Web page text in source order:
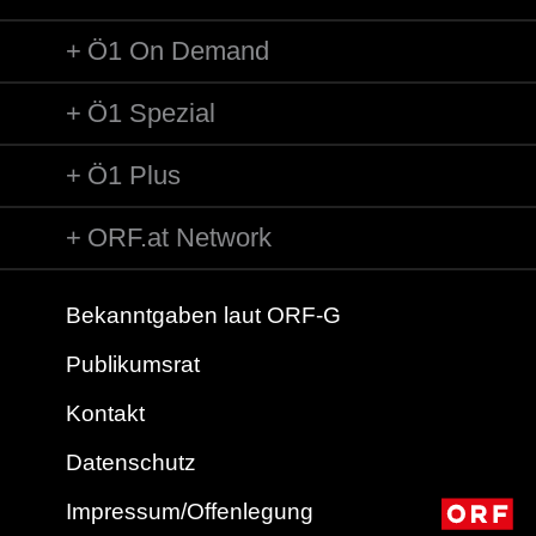
Komponist/Komponistin: Vincenzo Bellini
Textdichter/Textdichterin, Textquelle: Carlo Pepoli
Solist/Solistin: Dennis O'Neill /Tenor
Solist/Solistin: Ingrid Surgenor /Klavier
Label: Naxos 8557779
Ö1 On Demand
Ö1 Spezial
Ö1 Plus
ORF.at Network
Bekanntgaben laut ORF-G
Publikumsrat
Kontakt
Datenschutz
Impressum/Offenlegung